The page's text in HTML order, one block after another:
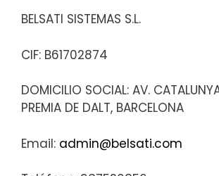
BELSATI SISTEMAS S.L.
CIF: B61702874
DOMICILIO SOCIAL: AV.
PREMIA DE DALT, BARCELONA
Email: admin@belsati.com